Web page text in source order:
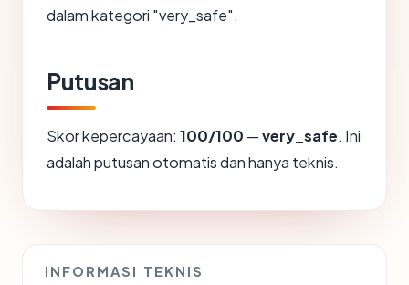
dalam kategori "very_safe".
Putusan
Skor kepercayaan: 100/100 —very_safe. Ini
adalah putusan otomatis dan hanya teknis.
INFORMASI TEKNIS